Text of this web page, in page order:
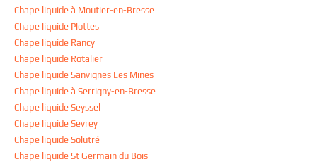
Chape liquide à Moutier-en-Bresse
Chape liquide Plottes
Chape liquide Rancy
Chape liquide Rotalier
Chape liquide Sanvignes Les Mines
Chape liquide à Serrigny-en-Bresse
Chape liquide Seyssel
Chape liquide Sevrey
Chape liquide Solutré
Chape liquide St Germain du Bois